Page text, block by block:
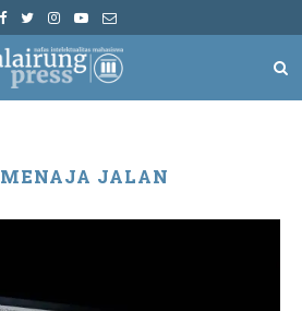
MENAJA JALAN